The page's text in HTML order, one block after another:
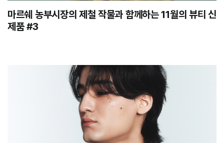
마르쉐 농부시장의 제철 작물과 함께하는 11월의 뷰티 신
제품 #3